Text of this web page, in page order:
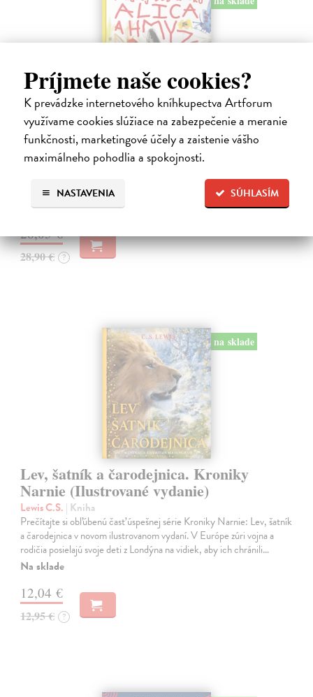
Príjmete naše cookies?
K prevádzke internetového kníhkupectva Artforum
využívame cookies slúžiace na zabezpečenie a meranie
funkčnosti, marketingové účely a zaistenie vášho
maximálneho pohodlia a spokojnosti.
SÚHLASÍM
NASTAVENIA
Alica a hmyz
Dúbravský Andrej| Kniha
Alica je zvedavá mačka, ktorá býva so zvedavým Andrejom. Obaja sú
fascinovaní ríšou hmyzu.
Na sklade
28,03 €
28,90 € ?
na sklade
Lev, šatník a čarodejnica. Kroniky
Narnie (Ilustrované vydanie)
Lewis C.S. | Kniha
Prečítajte si obľúbenú časť úspešnej série Kroniky Narnie: Lev, šatník
a čarodejnica v novom ilustrovanom vydaní. V Európe zúri vojna a
rodičia posielajú svoje deti z Londýna na vidiek, aby ich chránili…
Na sklade
12,04 €
12,95 € ?